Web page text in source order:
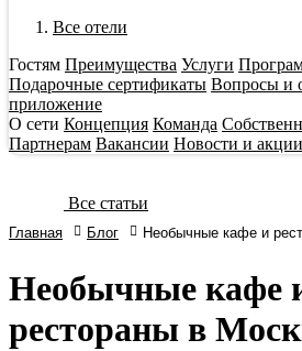
Все отели
Гостям Преимущества Услуги
Подарочные сертификаты Вопросы и
приложение
О сети Концепция Команда
Партнерам Вакансии Новости и акции
Все статьи
Главная Блог Необычные кафе и
Необычные кафе
рестораны в